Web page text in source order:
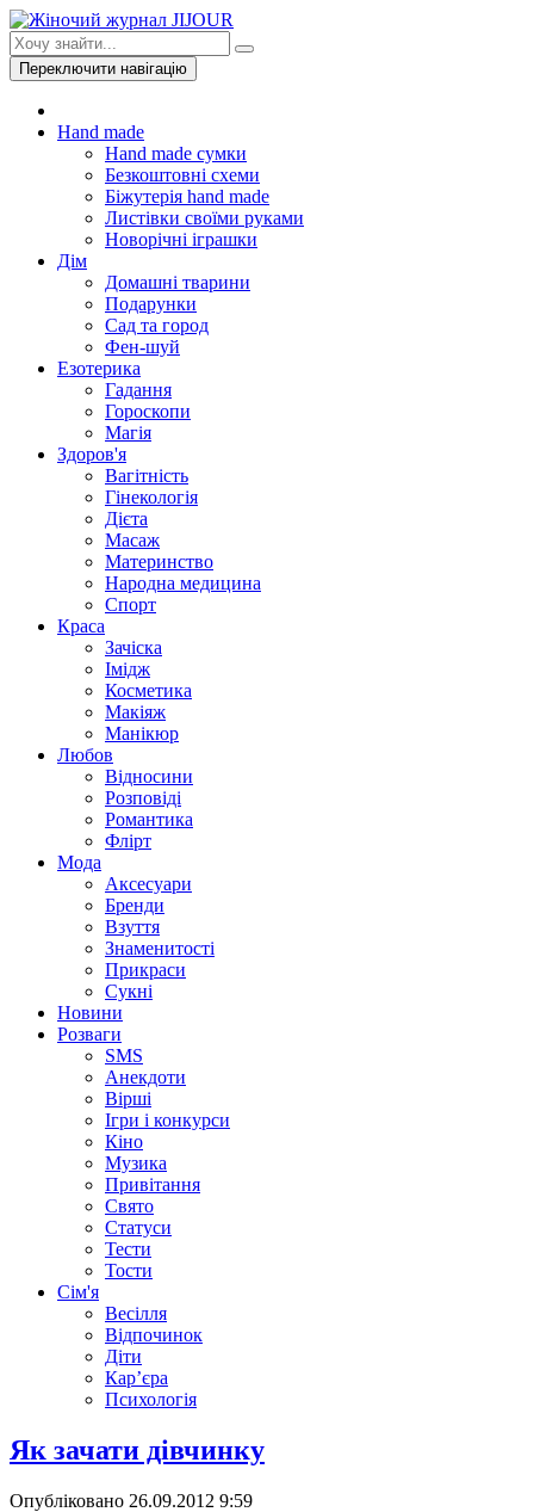
Переключити навігацію
Hand made
Hand made сумки
Безкоштовні схеми
Біжутерія hand made
Листівки своїми руками
Новорічні іграшки
Дім
Домашні тварини
Подарунки
Сад та город
Фен-шуй
Езотерика
Гадання
Гороскопи
Магія
Здоров'я
Вагітність
Гінекологія
Дієта
Масаж
Материнство
Народна медицина
Спорт
Краса
Зачіска
Імідж
Косметика
Макіяж
Манікюр
Любов
Відносини
Розповіді
Романтика
Флірт
Мода
Аксесуари
Бренди
Взуття
Знаменитості
Прикраси
Сукні
Новини
Розваги
SMS
Анекдоти
Вірші
Ігри і конкурси
Кіно
Музика
Привітання
Свято
Статуси
Тести
Тости
Сім'я
Весілля
Відпочинок
Діти
Кар’єра
Психологія
Як зачати дівчинку
Опубліковано 26.09.2012 9:59